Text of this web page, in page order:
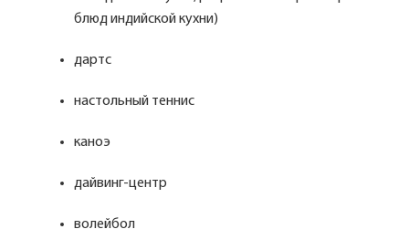
блюд индийской кухни)
дартс
настольный теннис
каноэ
дайвинг-центр
волейбол